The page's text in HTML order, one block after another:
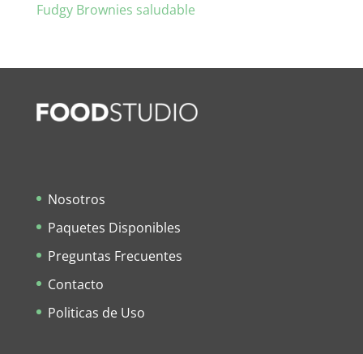
Fudgy Brownies saludable
Nosotros
Paquetes Disponibles
Preguntas Frecuentes
Contacto
Politicas de Uso